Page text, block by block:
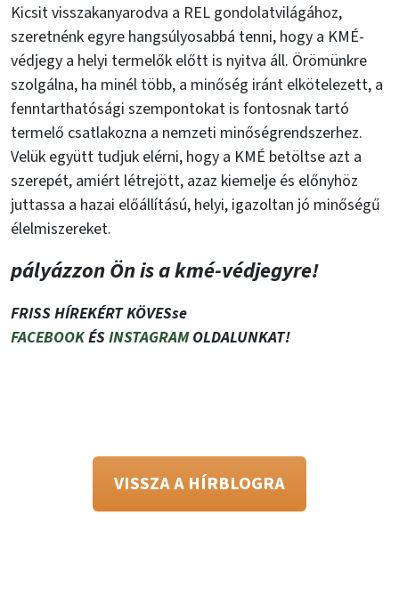
Kicsit visszakanyarodva a REL gondolatvilágához,
szeretnénk egyre hangsúlyosabbá tenni, hogy a KMÉ-
védjegy a helyi termelők előtt is nyitva áll. Örömünkre
szolgálna, ha minél több, a minőség iránt elkötelezett, a
fenntarthatósági szempontokat is fontosnak tartó
termelő csatlakozna a nemzeti minőségrendszerhez.
Velük együtt tudjuk elérni, hogy a KMÉ betöltse azt a
szerepét, amiért létrejött, azaz kiemelje és előnyhöz
juttassa a hazai előállítású, helyi, igazoltan jó minőségű
élelmiszereket.
pályázzon Ön is a kmé-védjegyre!
FRISS HÍREKÉRT KÖVESse
FACEBOOKÉSINSTAGRAMOLDALUNKAT!
VISSZA A HÍRBLOGRA